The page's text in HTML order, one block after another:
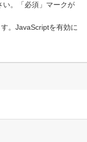
い。「必須」マークが
。JavaScriptを有効に